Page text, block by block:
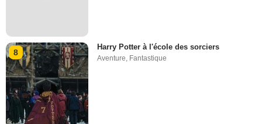
8
Harry Potter à l'école des sorciers
Aventure, Fantastique